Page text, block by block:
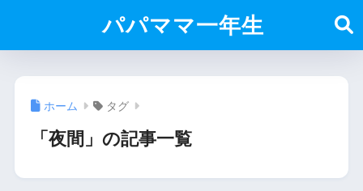
パパママ一年生
ホーム タグ
「夜間」の記事一覧